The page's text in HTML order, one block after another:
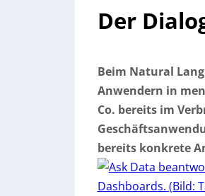
Der
Beim Natural
Anwendern in
Co. bereits im
bereits konkrete